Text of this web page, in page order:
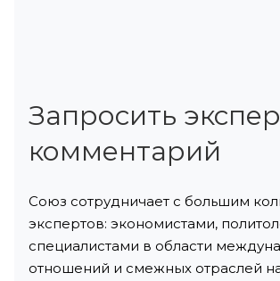
Запросить
комментарий
Союз сотрудничает с большим
экспертов: экономистами,
специалистами в области
отношений и смежных отраслей